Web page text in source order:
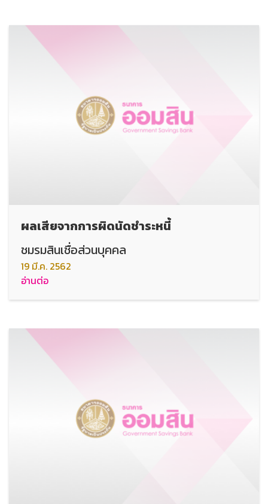
ผลเสียจากการผิดนัดชำระหนี้
ชมรมสินเชื่อส่วนบุคคล
19 มี.ค. 2562
อ่านต่อ